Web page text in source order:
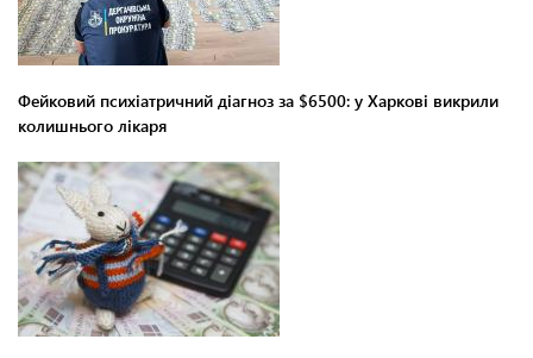
Фейковий психіатричний діагноз за $6500: у Харкові викрили
колишнього лікаря